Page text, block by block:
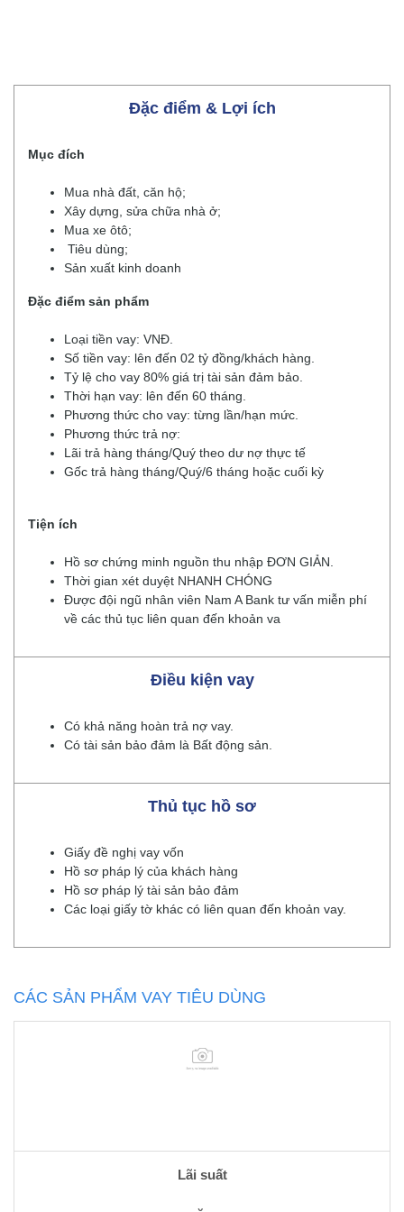
Đặc điểm & Lợi ích
Mục đích
Mua nhà đất, căn hộ;
Xây dựng, sửa chữa nhà ở;
Mua xe ôtô;
Tiêu dùng;
Sản xuất kinh doanh
Đặc điểm sản phẩm
Loại tiền vay: VNĐ.
Số tiền vay: lên đến 02 tỷ đồng/khách hàng.
Tỷ lệ cho vay 80% giá trị tài sản đảm bảo.
Thời hạn vay: lên đến 60 tháng.
Phương thức cho vay: từng lần/hạn mức.
Phương thức trả nợ:
Lãi trả hàng tháng/Quý theo dư nợ thực tế
Gốc trả hàng tháng/Quý/6 tháng hoặc cuối kỳ
Tiện ích
Hồ sơ chứng minh nguồn thu nhập ĐƠN GIẢN.
Thời gian xét duyệt NHANH CHÓNG
Được đội ngũ nhân viên Nam A Bank tư vấn miễn phí
về các thủ tục liên quan đến khoản va
Điều kiện vay
Có khả năng hoàn trả nợ vay.
Có tài sản bảo đảm là Bất động sản.
Thủ tục hồ sơ
Giấy đề nghị vay vốn
Hồ sơ pháp lý của khách hàng
Hồ sơ pháp lý tài sản bảo đảm
Các loại giấy tờ khác có liên quan đến khoản vay.
CÁC SẢN PHẨM VAY TIÊU DÙNG
Lãi suất